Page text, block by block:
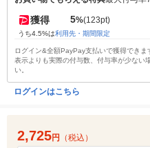
獲得 5%(123pt)
うち4.5%は利用先・期間限定
ログイン&全額PayPay支払いで獲得できま
表示よりも実際の付与数、付与率が少ない
い。
ログインはこちら
2,725円 （税込）